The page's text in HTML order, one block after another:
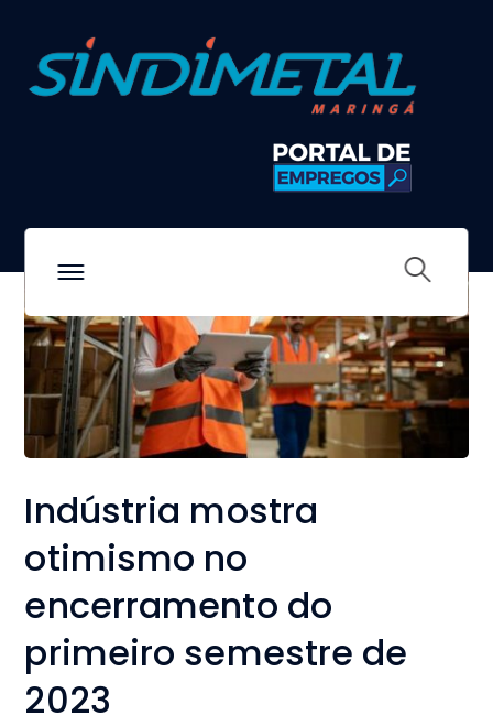
Indústria mostra
otimismo no
encerramento do
primeiro semestre de
2023